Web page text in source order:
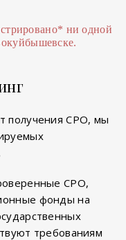
* ни одной
получения СРО, мы
СРО,
фонды на
требованиям